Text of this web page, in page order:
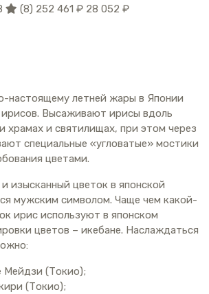
(8) 252 461 ₽ 28 052 ₽
настоящему летней жары в Японии
ирисов. Высаживают ирисы вдоль
храмах и святилищах, при этом через
специальные «угловатые» мостики
цветами.
изысканный цветок в японской
мужским символом. Чаще чем какой-
ирис используют в японском
цветов – икебане. Наслаждаться
Мейдзи (Токио);
(Токио);